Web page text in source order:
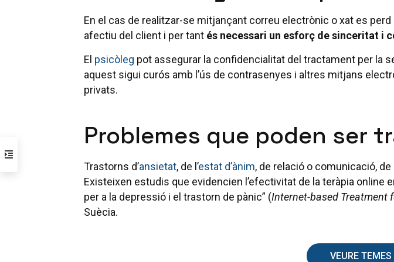
En el cas de realitzar-se mitjançant correu electrònic o xat es
afectiu del client i per tant és necessari un esforç de sinceritat i
El psicòleg pot assegurar la confidencialitat del tractament per la
aquest sigui curós amb l’ús de contrasenyes i altres mitjans
privats.
Problemes que poden ser
Trastorns d’ansietat, de l’estat d’ànim, de relació o comunicació, de
Existeixen estudis que evidencien l’efectivitat de la teràpia
per a la depressió i el trastorn de pànic” (Internet-based Treatment
Suècia.
VEURE